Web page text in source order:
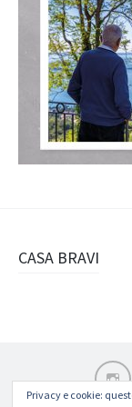
CASA BRAVI
Privacy e cookie: